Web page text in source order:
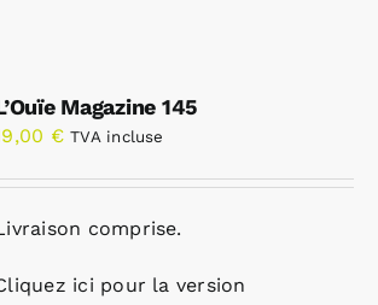
Magazine 145
€ TVA incluse
comprise.
ici pour la version